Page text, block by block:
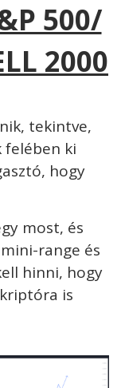
500/
2000
tekintve,
felében ki
hogy
most, és
range és
hinni, hogy
is